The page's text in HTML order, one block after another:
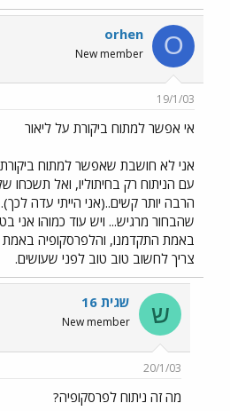
O
orhen
New member
19/1/03
אי אפשר למתוח ביקורת על ליאור
אני לא חושבת שאפשר למתוח
הרבה יותר קשים..(אני הייתי עדה
שהבחור מרגיש... ויש עוד כמוהו אני
באמת התקדמנו, והלפרסקופיה באמת
צריך לחשוב טוב טוב לפני שעושים.
ש שגית 16
New member
20/1/03
מה זה ניתוח לפרסקופיה?